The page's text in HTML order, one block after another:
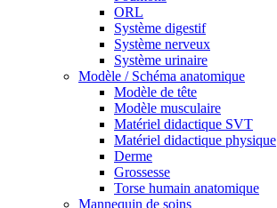
ORL
Système digestif
Système nerveux
Système urinaire
Modèle / Schéma anatomique
Modèle de tête
Modèle musculaire
Matériel didactique SVT
Matériel didactique physique
Derme
Grossesse
Torse humain anatomique
Mannequin de soins